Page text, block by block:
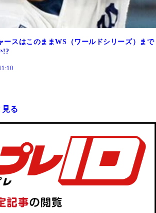
スはこのままWS（ワールドシリーズ）まで
!?
る